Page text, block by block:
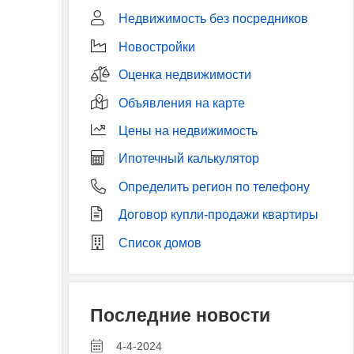
Недвижимость без посредников
Новостройки
Оценка недвижимости
Объявления на карте
Цены на недвижимость
Ипотечный калькулятор
Определить регион по телефону
Договор купли-продажи квартиры
Список домов
Последние новости
4-4-2024